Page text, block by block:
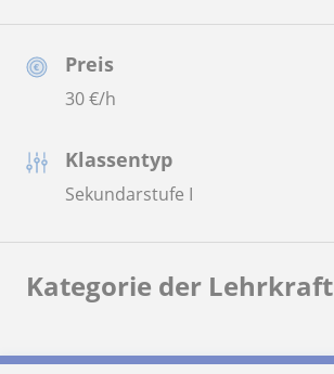
Preis
30€/h
Klassentyp
Sekundarstufe I
Kategorie der Lehrkraft